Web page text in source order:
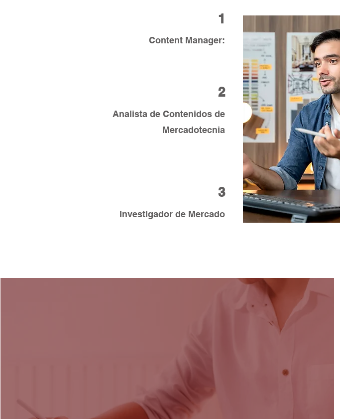
1
Content Manager:
2
Analista de Contenidos de
Mercadotecnia
3
Investigador de Mercado